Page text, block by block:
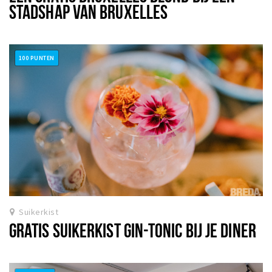
Musea, theaters & podia
Studentenroutes
Natuurgebieden
Drinken
Slapen
Recreatief
Winkels
Deals
STADSHAP VAN BRUXELLES
100 PUNTEN
Suikerkist
GRATIS SUIKERKIST GIN-TONIC BIJ JE DINER